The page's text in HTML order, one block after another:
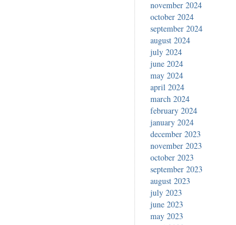
november 2024
october 2024
september 2024
august 2024
july 2024
june 2024
may 2024
april 2024
march 2024
february 2024
january 2024
december 2023
november 2023
october 2023
september 2023
august 2023
july 2023
june 2023
may 2023